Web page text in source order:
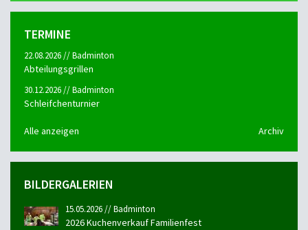
TERMINE
22.08.2026 // Badminton
Abteilungsgrillen
30.12.2026 // Badminton
Schleifchenturnier
Alle anzeigen Archiv
BILDERGALERIEN
15.05.2026 // Badminton
2026 Kuchenverkauf Familienfest